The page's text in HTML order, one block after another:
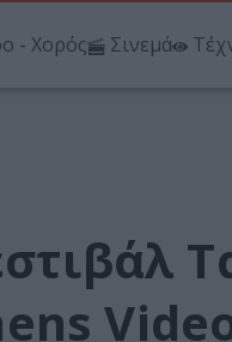
- Χορός Σινεμά